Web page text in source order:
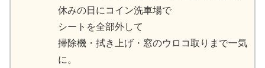
休みの日にコイン洗車場で
シートを全部外して
掃除機・拭き上げ・窓のウロコ取りまで一気
に。